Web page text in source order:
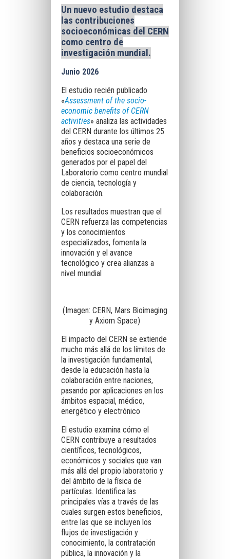
Un nuevo estudio destaca
las contribuciones
socioeconómicas del CERN
como centro de
investigación mundial .
Junio 2026
El estudio recién publicado
«Assessment of the socio-
economic benefits of CERN
activities» analiza las actividades
del CERN durante los últimos 25
años y destaca una serie de
beneficios socioeconómicos
generados por el papel del
Laboratorio como centro mundial
de ciencia, tecnología y
colaboración.
Los resultados muestran que el
CERN refuerza las competencias
y los conocimientos
especializados, fomenta la
innovación y el avance
tecnológico y crea alianzas a
nivel mundial
(Imagen: CERN, Mars Bioimaging
y Axiom Space)
El impacto del CERN se extiende
mucho más allá de los límites de
la investigación fundamental,
desde la educación hasta la
colaboración entre naciones,
pasando por aplicaciones en los
ámbitos espacial, médico,
energético y electrónico
El estudio examina cómo el
CERN contribuye a resultados
científicos, tecnológicos,
económicos y sociales que van
más allá del propio laboratorio y
del ámbito de la física de
partículas. Identifica las
principales vías a través de las
cuales surgen estos beneficios,
entre las que se incluyen los
flujos de investigación y
conocimiento, la contratación
pública, la innovación y la